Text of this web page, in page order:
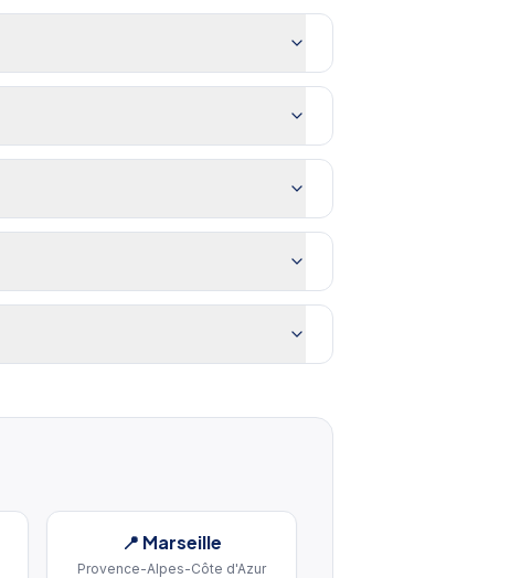
📍 Marseille
Provence-Alpes-Côte d'Azur